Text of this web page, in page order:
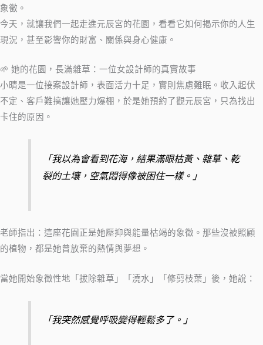
象徵。
今天，就讓我們一起走進元辰宮的花園，看看它如何揭示你的人生
現況，甚至影響你的財富、關係與身心健康。
🌱 她的花園，長滿雜草：一位女設計師的真實故事
小晴是一位接案設計師，表面活力十足，實則焦慮難眠。收入起伏
不定、客戶難搞讓她壓力爆棚，於是她預約了觀元辰宮，只為找出
卡住的原因。
「我以為會看到花海，結果滿眼枯黃、雜草、乾
裂的土壤，空氣悶得像被困住一樣。」
老師指出：這座花園正是她壓抑與能量枯竭的象徵。那些沒被照顧
的植物，都是她曾放棄的熱情與夢想。
當她開始象徵性地「拔除雜草」「澆水」「修剪枝葉」後，她說：
「我突然感覺呼吸變得輕鬆多了。」